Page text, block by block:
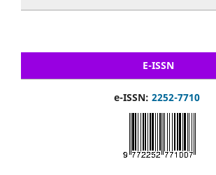
E-ISSN
e-ISSN: 2252-7710